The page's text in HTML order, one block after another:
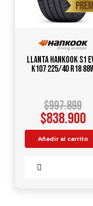
Llanta HANKOOK S1
K107 225/40 R18
$997.899
$838.900
Añadir al carrito